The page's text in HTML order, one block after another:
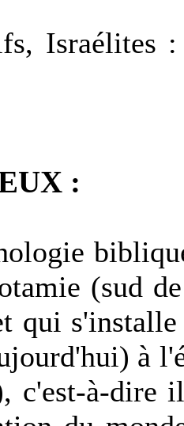
Israélites
:
(sud
qui
à
c'est-à-dire